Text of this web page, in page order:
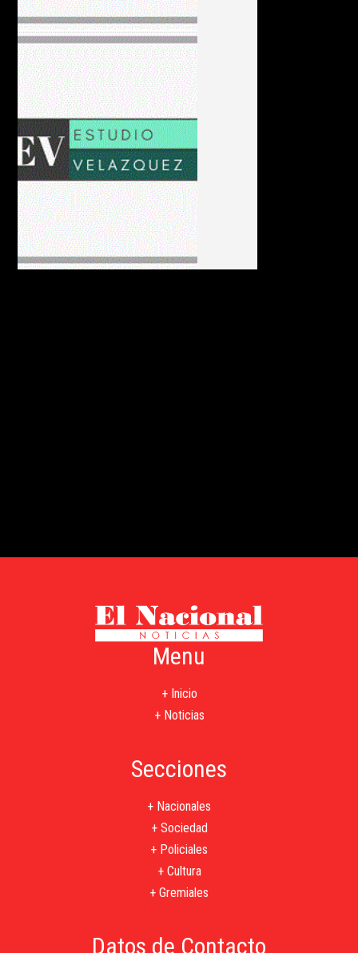
Menu
+ Inicio
+ Noticias
Secciones
+ Nacionales
+ Sociedad
+ Policiales
+ Cultura
+ Gremiales
Datos de Contacto